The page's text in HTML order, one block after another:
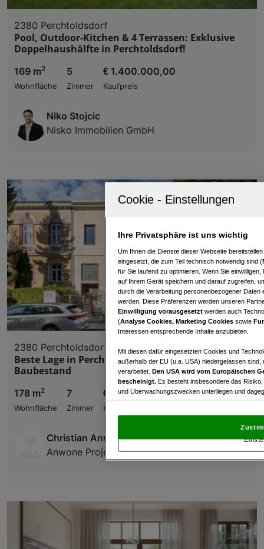
2380 Perchtoldsdorf
Pool, Outdoor-Kitchen & 4 Terrassen: Exklusive
Doppelhaushälfte in Perchtoldsdorf!
169 m2
Wohnfläche
5
Zimmer
€ 1.400.000,00
Kaufpreis
Niko Stojcic
Nisko Immobilien GmbH
2380 Perchtoldsdorf
Beste Lage in Perchtoldsdorf! Liegenschaft mit
Baubestand
178 m2
Wohnfläche
7
Zimmer
€ 795.000,00
Kaufpreis
Christian Anwander
Anwone Projektmanagement GmbH
Ihre Privatsphäre ist uns wichtig
Um Ihnen die Dienste dieser Webseite
eingesetzt, die zum Teil technisch notwendig sind (
für Sie laufend zu optimieren. Wenn Sie
auf Ihrem Gerät speichern und darauf zugreifen,
durch die Verarbeitung personenbezogener
werden. Diese Präferenzen werden unseren
Einwilligung vorausgesetzt werden auch
(Analyse Cookies, Marketing Cookies sowie
Interessen entsprechende Inhalte anzubieten.
Mit diesen dafür eingesetzten Cookies und
außerhalb der EU (u.a. USA) niedergelassen
verarbeitet. Den USA wird vom Europäischen
bescheinigt. Es besteht insbesondere das
und Überwachungszwecken unterliegen und
und Widerspruch gegen die Verarbeitung auf der
„Cookie Einstellungen“, die sich auf jeder Seite
Zugriff auf Informationen auf einem Endgerät.
und der Performance von Inhalten,
Liste der Partner (Lieferanten)